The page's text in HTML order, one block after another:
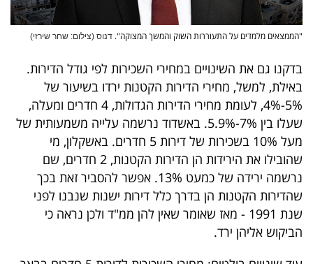
"הממצאים מלמדים על התעוררות השוק והמשך המצוקה". דנוס (צילום: שחר שירזי)
בדקנו גם את השינויים במחירי השכירות לפי גודל הדירות.
באילת, למשל, מחירי הדירות הקטנות ירדו בשיעור של
5%-4%, לעומת מחירי הדירות הגדולות, 4 חדרים ומעלה,
שעלו בין 7%-5.9%. באשדוד נרשמה עלייה משמעותית של
מעל 10% בשכירות של דירות 5 חדרים. באשקלון, מי
שהובילו את הירידות הן הדירות הקטנות, 2 חדרים, שם
נרשמה ירידה של כמעט 13%. אפשר להסביר זאת בכך
שהדירות הקטנות הן בדרך כלל דירות ישנות שנבנו לפני
שנת 1991 - מאז שאומר שאין להן ממ"ד ולכן נראה כי
הביקוש אליהן ירד.